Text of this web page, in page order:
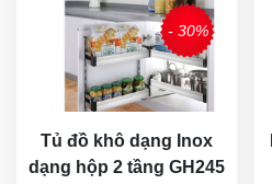
- 30%
Tủ đồ khô dạng Inox
dạng hộp 2 tầng GH245